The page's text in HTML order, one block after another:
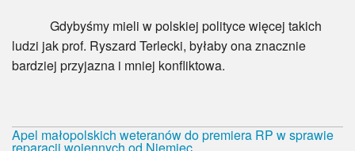
Gdybyśmy mieli w polskiej polityce więcej takich
ludzi jak prof. Ryszard Terlecki, byłaby ona znacznie
bardziej przyjazna i mniej konfliktowa.
Apel małopolskich weteranów do premiera RP w sprawie
reparacji wojennych od Niemiec